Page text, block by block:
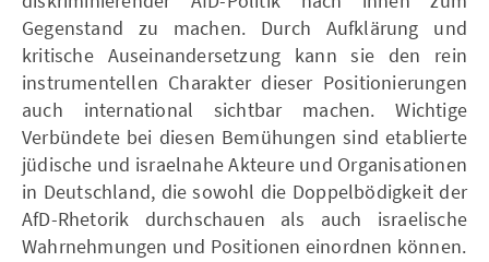
Gegenstand zu machen. Durch Aufklärung und
kritische Auseinandersetzung kann sie den rein
instrumentellen Charakter dieser Positionierungen
auch international sichtbar machen. Wichtige
Verbündete bei diesen Bemühungen sind etablierte
jüdische und israelnahe Akteure und Organisationen
in Deutschland, die sowohl die Doppelbödigkeit der
AfD-Rhetorik durchschauen als auch israelische
Wahrnehmungen und Positionen einordnen können.